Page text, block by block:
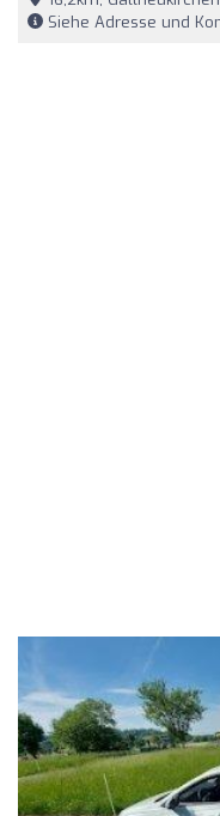
Siehe Adresse und